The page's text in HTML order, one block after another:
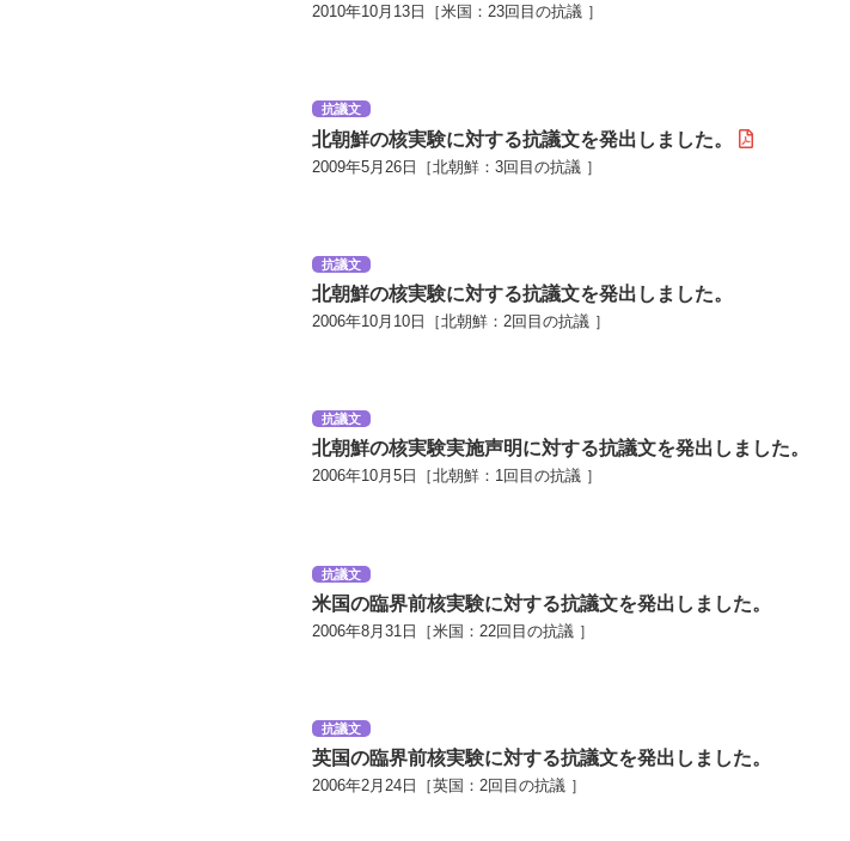
2010年10月13日［米国：23回目の抗議 ］
抗議文
北朝鮮の核実験に対する抗議文を発出しました。
2009年5月26日［北朝鮮：3回目の抗議 ］
抗議文
北朝鮮の核実験に対する抗議文を発出しました。
2006年10月10日［北朝鮮：2回目の抗議 ］
抗議文
北朝鮮の核実験実施声明に対する抗議文を発出しました。
2006年10月5日［北朝鮮：1回目の抗議 ］
抗議文
米国の臨界前核実験に対する抗議文を発出しました。
2006年8月31日［米国：22回目の抗議 ］
抗議文
英国の臨界前核実験に対する抗議文を発出しました。
2006年2月24日［英国：2回目の抗議 ］